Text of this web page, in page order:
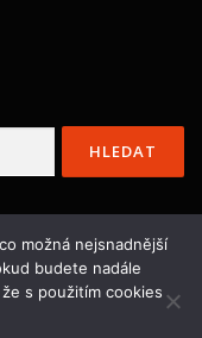
kraje–OnePress
možná nejsnadnější
budete nadále
s použitím cookies